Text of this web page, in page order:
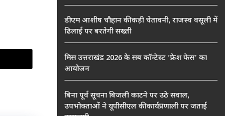
डीएम आशीष चौहान की कड़ी चेतावनी, राजस्व वसूली में
ढिलाई पर बरतेगी सख्ती
मिस उत्तराखंड 2026 के सब कॉन्टेस्ट ‘फ्रेश फेस’ का
आयोजन
बिना पूर्व सूचना बिजली काटने पर उठे सवाल,
उपभोक्ताओं ने यूपीसीएल की कार्यप्रणाली पर जताई